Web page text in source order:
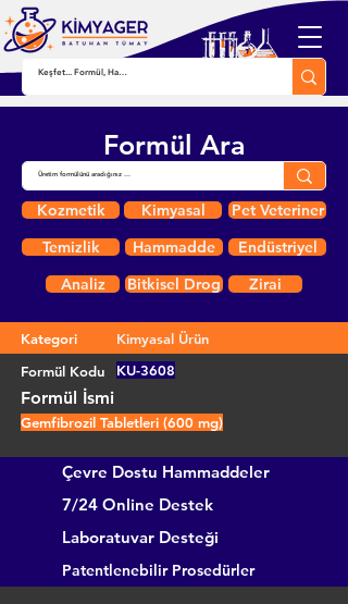
Formül Ara
Kozmetik Kimyasal
Pet Veteriner
Temizlik
Hammadde
Endüstriyel
Analiz
Bitkisel Drog Zirai
Kategori
Kimyasal Ürün
Formül Kodu
KU-3608
Formül İsmi
Gemfibrozil Tabletleri (600 mg)
Çevre Dostu Hammaddeler
7/24 Online Destek
Laboratuvar Desteği
Patentlenebilir Prosedürler